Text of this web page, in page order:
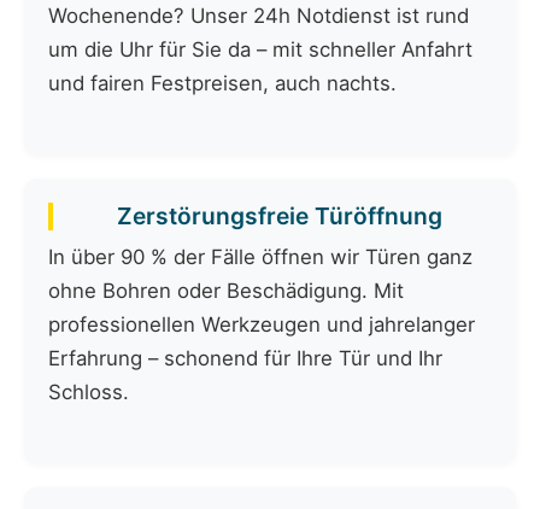
Wochenende? Unser 24h Notdienst ist rund
um die Uhr für Sie da – mit schneller Anfahrt
und fairen Festpreisen, auch nachts.
Zerstörungsfreie Türöffnung
In über 90 % der Fälle öffnen wir Türen ganz
ohne Bohren oder Beschädigung. Mit
professionellen Werkzeugen und jahrelanger
Erfahrung – schonend für Ihre Tür und Ihr
Schloss.